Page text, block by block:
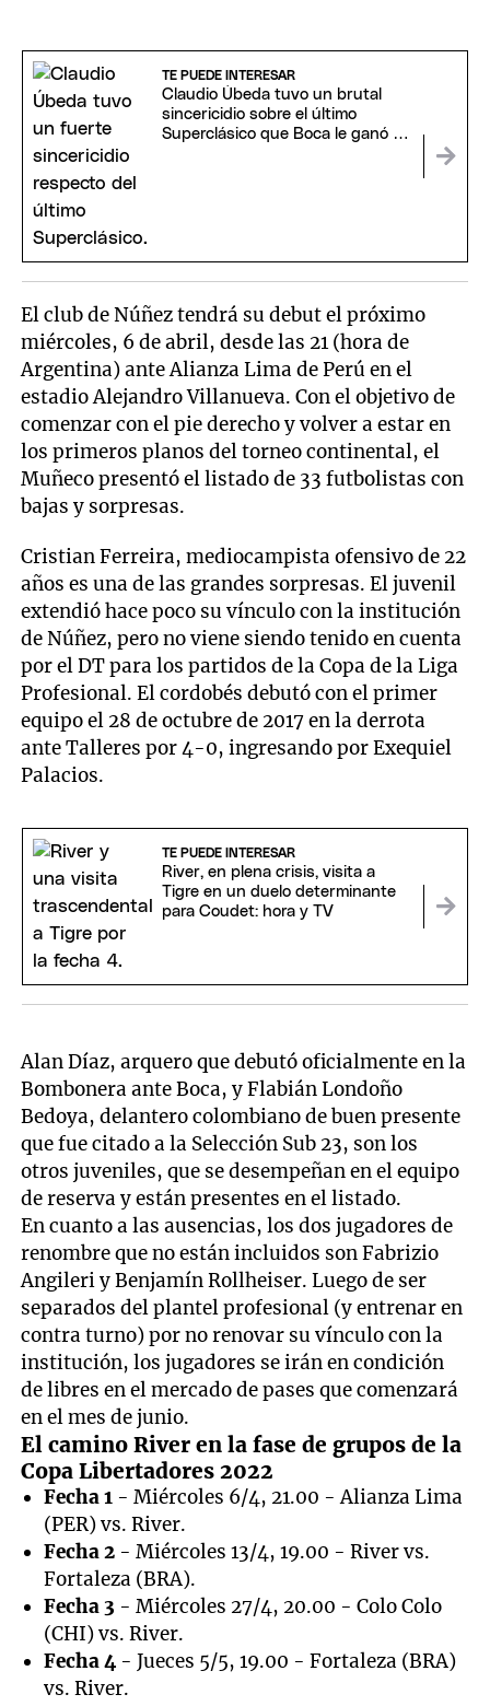
TE PUEDE INTERESAR
Claudio Úbeda tuvo un brutal
sincericidio sobre el último
Superclásico que Boca le ganó a
El club de Núñez tendrá su debut el próximo
miércoles, 6 de abril, desde las 21 (hora de
Argentina) ante Alianza Lima de Perú en el
estadio Alejandro Villanueva. Con el objetivo de
comenzar con el pie derecho y volver a estar en
los primeros planos del torneo continental, el
Muñeco presentó el listado de 33 futbolistas con
bajas y sorpresas.
Cristian Ferreira, mediocampista ofensivo de 22
años es una de las grandes sorpresas. El juvenil
extendió hace poco su vínculo con la institución
de Núñez, pero no viene siendo tenido en cuenta
por el DT para los partidos de la Copa de la Liga
Profesional. El cordobés debutó con el primer
equipo el 28 de octubre de 2017 en la derrota
ante Talleres por 4-0, ingresando por Exequiel
Palacios.
TE PUEDE INTERESAR
River, en plena crisis, visita a
Tigre en un duelo determinante
para Coudet: hora y TV
Alan Díaz, arquero que debutó oficialmente en la
Bombonera ante Boca, y Flabián Londoño
Bedoya, delantero colombiano de buen presente
que fue citado a la Selección Sub 23, son los
otros juveniles, que se desempeñan en el equipo
de reserva y están presentes en el listado.
En cuanto a las ausencias, los dos jugadores de
renombre que no están incluidos son Fabrizio
Angileri y Benjamín Rollheiser. Luego de ser
separados del plantel profesional (y entrenar en
contra turno) por no renovar su vínculo con la
institución, los jugadores se irán en condición
de libres en el mercado de pases que comenzará
en el mes de junio.
El camino River en la fase de grupos de la
Copa Libertadores 2022
Fecha 1 - Miércoles 6/4, 21.00 - Alianza Lima
(PER) vs. River.
Fecha 2 - Miércoles 13/4, 19.00 - River vs.
Fortaleza (BRA).
Fecha 3 - Miércoles 27/4, 20.00 - Colo Colo
(CHI) vs. River.
Fecha 4 - Jueces 5/5, 19.00 - Fortaleza (BRA)
vs. River.